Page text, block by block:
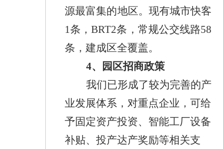
源最富集的地区。 现有城市快客
1条，BRT2条 ，常规公交线路58
条，建成区全覆盖。
4、
园区招商政策
我们已形成了较为完善的产
业发展体系， 对重点企业，可给
予固定资产投资、智能工厂设备
补贴、投产达产奖励等相关支